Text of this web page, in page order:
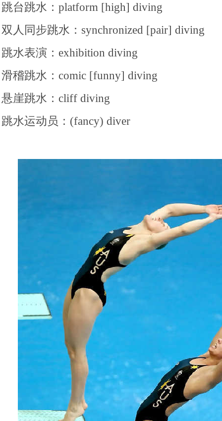
跳台跳水：platform [high] diving
双人同步跳水：synchronized [pair] diving
跳水表演：exhibition diving
滑稽跳水：comic [funny] diving
悬崖跳水：cliff diving
跳水运动员：(fancy) diver